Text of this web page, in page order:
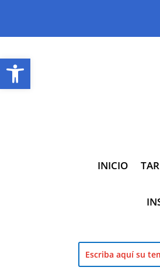
Abrir barra de herramientas
INICIO